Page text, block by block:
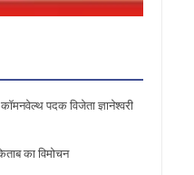
पदक विजेता ज्ञानेश्वरी
का विमोचन